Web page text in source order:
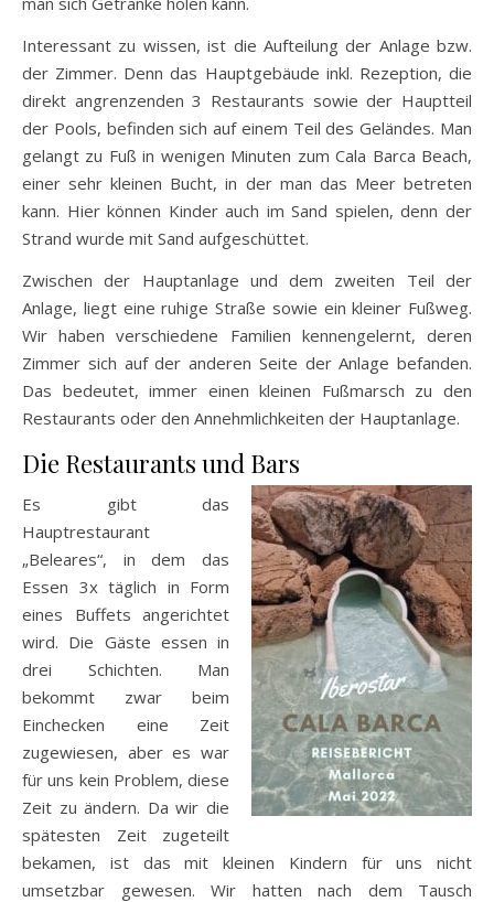
Interessant zu wissen, ist die Aufteilung der Anlage bzw.
der Zimmer. Denn das Hauptgebäude inkl. Rezeption, die
direkt angrenzenden 3 Restaurants sowie der Hauptteil
der Pools, befinden sich auf einem Teil des Geländes. Man
gelangt zu Fuß in wenigen Minuten zum Cala Barca Beach,
einer sehr kleinen Bucht, in der man das Meer betreten
kann. Hier können Kinder auch im Sand spielen, denn der
Strand wurde mit Sand aufgeschüttet.
Zwischen der Hauptanlage und dem zweiten Teil der
Anlage, liegt eine ruhige Straße sowie ein kleiner Fußweg.
Wir haben verschiedene Familien kennengelernt, deren
Zimmer sich auf der anderen Seite der Anlage befanden.
Das bedeutet, immer einen kleinen Fußmarsch zu den
Restaurants oder den Annehmlichkeiten der Hauptanlage.
Die Restaurants und Bars
Es gibt das
Hauptrestaurant
„Beleares“, in dem das
Essen 3x täglich in Form
eines Buffets angerichtet
wird. Die Gäste essen in
drei Schichten. Man
bekommt zwar beim
Einchecken eine Zeit
zugewiesen, aber es war
für uns kein Problem, diese
Zeit zu ändern. Da wir die
spätesten Zeit zugeteilt
bekamen, ist das mit kleinen Kindern für uns nicht
umsetzbar gewesen. Wir hatten nach dem Tausch